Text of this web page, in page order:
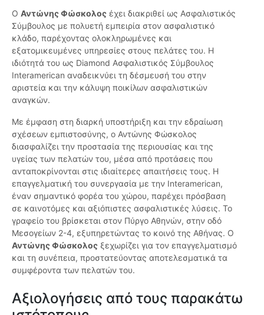
Ο Αντώνης Φώσκολος έχει διακριθεί ως Ασφαλιστικός
Σύμβουλος με πολυετή εμπειρία στον ασφαλιστικό
κλάδο, παρέχοντας ολοκληρωμένες και
εξατομικευμένες υπηρεσίες στους πελάτες του. Η
ιδιότητά του ως Diamond Ασφαλιστικός Σύμβουλος
Interamerican αναδεικνύει τη δέσμευσή του στην
αριστεία και την κάλυψη ποικίλων ασφαλιστικών
αναγκών.
Με έμφαση στη διαρκή υποστήριξη και την εδραίωση
σχέσεων εμπιστοσύνης, ο Αντώνης Φώσκολος
διασφαλίζει την προστασία της περιουσίας και της
υγείας των πελατών του, μέσα από προτάσεις που
ανταποκρίνονται στις ιδιαίτερες απαιτήσεις τους. Η
επαγγελματική του συνεργασία με την Interamerican,
έναν σημαντικό φορέα του χώρου, παρέχει πρόσβαση
σε καινοτόμες και αξιόπιστες ασφαλιστικές λύσεις. Το
γραφείο του βρίσκεται στον Πύργο Αθηνών, στην οδό
Μεσογείων 2-4, εξυπηρετώντας το κοινό της Αθήνας. Ο
Αντώνης Φώσκολος ξεχωρίζει για τον επαγγελματισμό
και τη συνέπεια, προστατεύοντας αποτελεσματικά τα
συμφέροντα των πελατών του.
Αξιολογήσεις από τους παρακάτω